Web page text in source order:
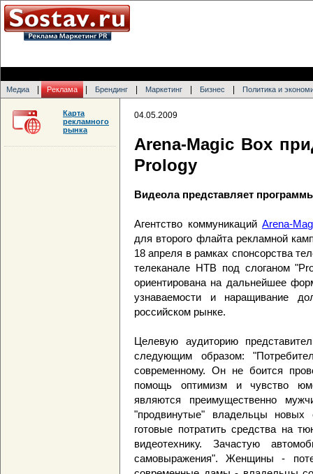
Медиа Реклама Брендинг Маркетинг Бизнес Политика и
04.05.2009
Arena-Magic Box
Prology
Видеола представляет
Агентство коммуникацийArena-
для второго флайта рекламной
18 апреля в рамках спонсорства
телеканале НТВ под слоганом
ориентирована на дальнейшее
узнаваемости и наращивание
российском рынке.
Целевую аудиторию
следующим образом:
современному. Он не боится
помощь оптимизм и чувство
являются преимущественно
"продвинутые" владельцы новых
готовые потратить средства на
видеотехнику. Зачастую
самовыражения". Женщины -
Карта
рекламного
рынка